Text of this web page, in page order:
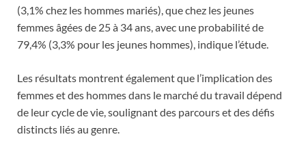
(3,1% chez les hommes mariés), que chez les jeunes
femmes âgées de 25 à 34 ans, avec une probabilité de
79,4% (3,3% pour les jeunes hommes), indique l’étude.
Les résultats montrent également que l’implication des
femmes et des hommes dans le marché du travail dépend
de leur cycle de vie, soulignant des parcours et des défis
distincts liés au genre.